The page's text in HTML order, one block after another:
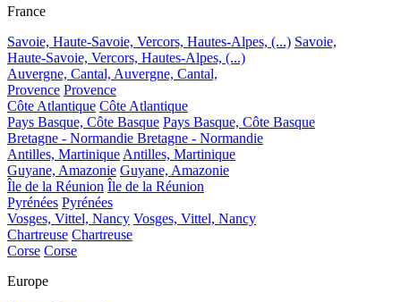
France
Savoie, Haute-Savoie, Vercors, Hautes-Alpes, (...) Savoie,
Haute-Savoie, Vercors, Hautes-Alpes, (...)
Auvergne, Cantal, Auvergne, Cantal,
Provence Provence
Côte Atlantique Côte Atlantique
Pays Basque, Côte Basque Pays Basque, Côte Basque
Bretagne - Normandie Bretagne - Normandie
Antilles, Martinique Antilles, Martinique
Guyane, Amazonie Guyane, Amazonie
Île de la Réunion Île de la Réunion
Pyrénées Pyrénées
Vosges, Vittel, Nancy Vosges, Vittel, Nancy
Chartreuse Chartreuse
Corse Corse
Europe